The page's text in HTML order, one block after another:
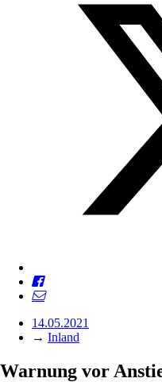
14.05.2021
→ Inland
Warnung vor